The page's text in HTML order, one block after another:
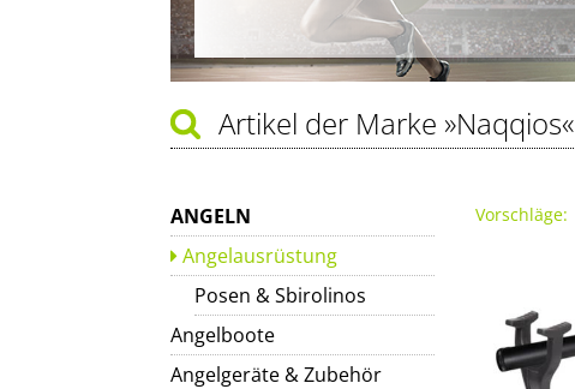
Artikel der Marke »Naqqios«
ANGELN
Angelausrüstung
Posen & Sbirolinos
Angelboote
Angelgeräte & Zubehör
Vorschläge: